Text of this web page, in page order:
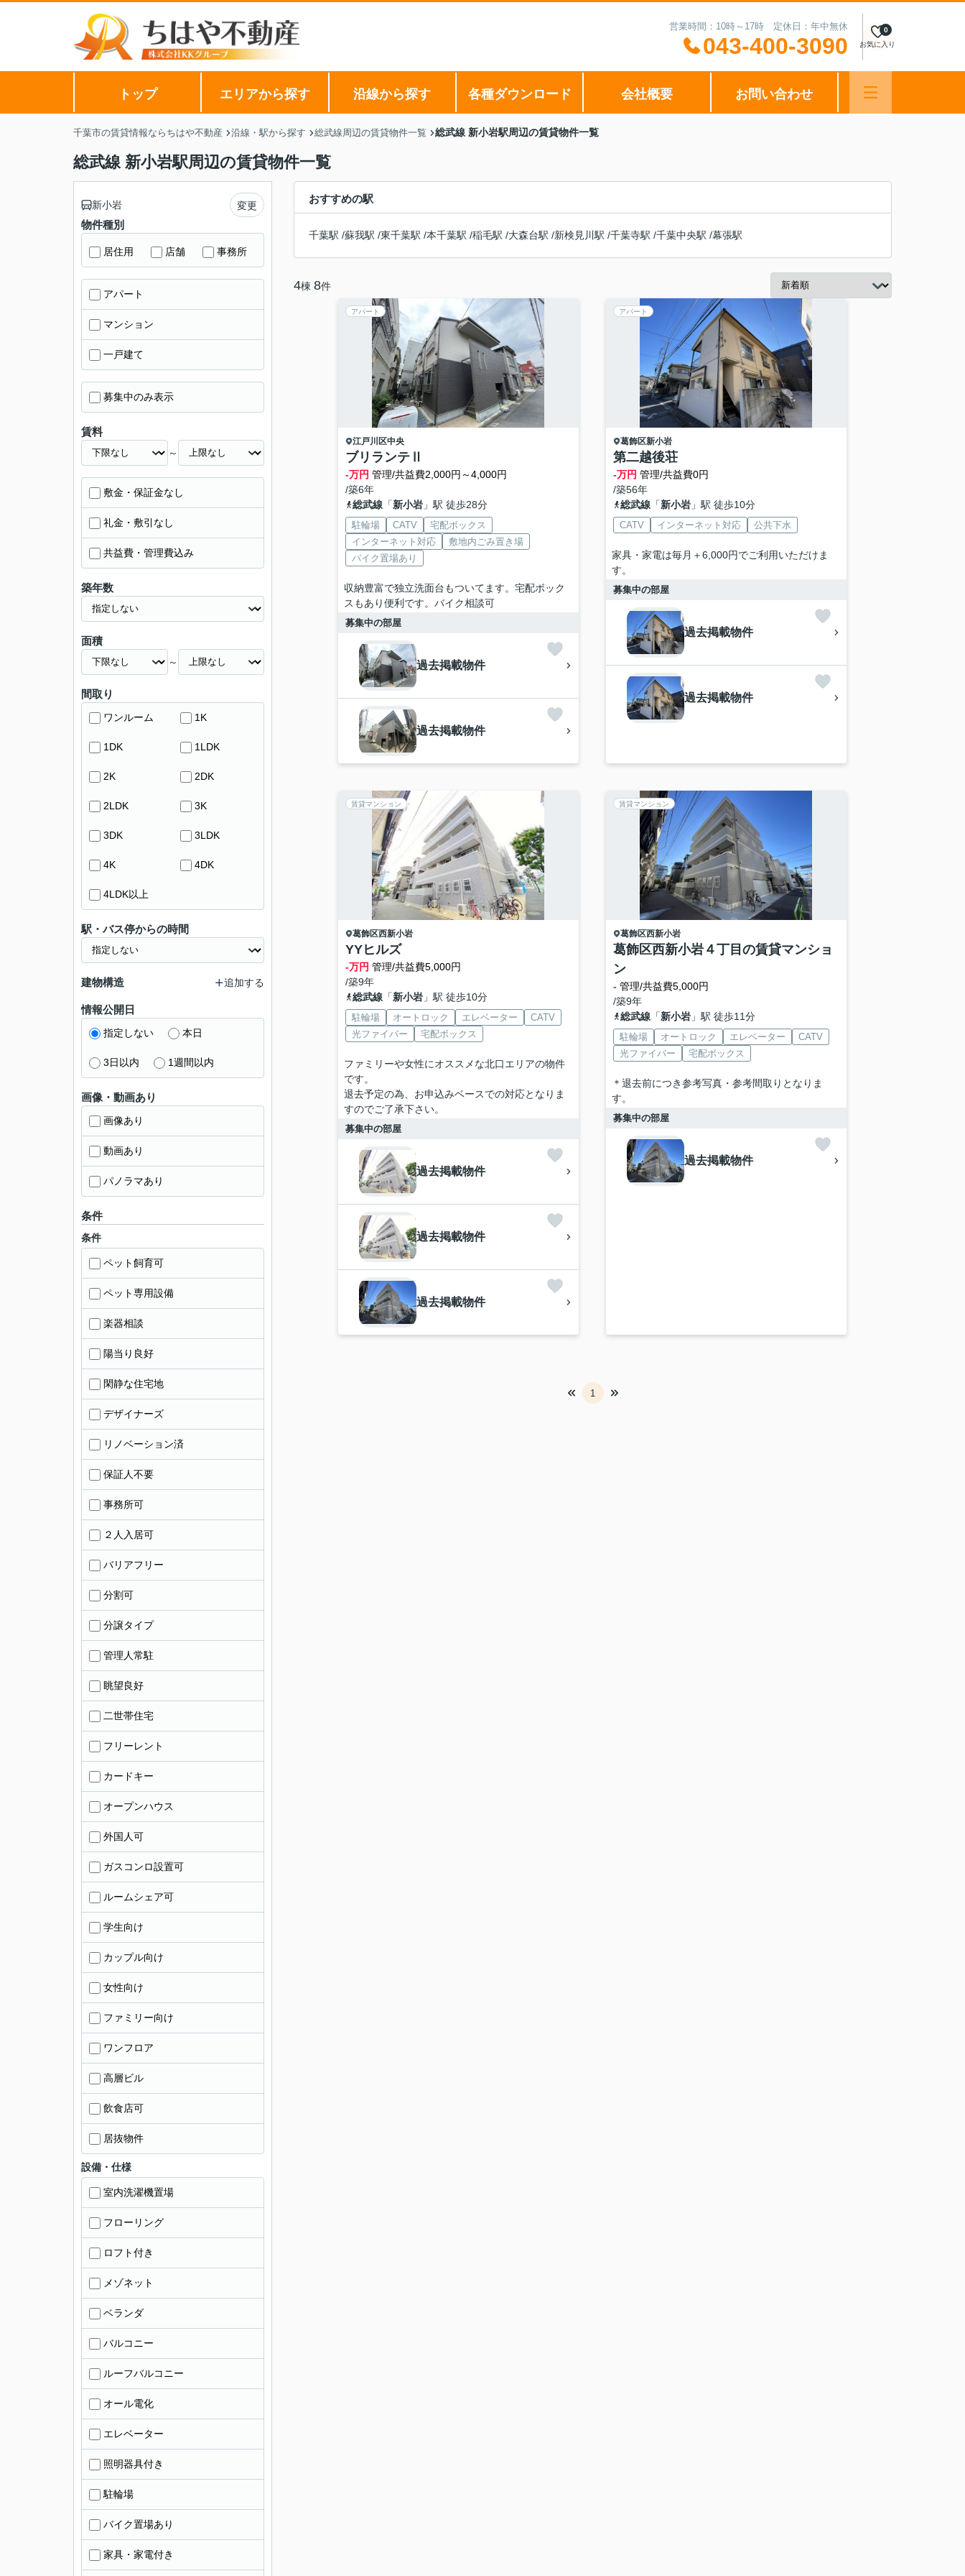
営業時間：10時～17時 定休日：年中無休
043-400-3090 お気に入り
0
トップ エリアから探す 沿線から探す 各種ダウンロード 会社概要 お問い合わせ
千葉市の賃貸情報ならちはや不動産 沿線・駅から探す 総武線周辺の賃貸物件一覧 総武線 新小岩駅周辺の賃貸物件一覧
総武線 新小岩駅周辺の賃貸物件一覧
おすすめの駅
千葉駅 /蘇我駅 /東千葉駅 /本千葉駅 /稲毛駅 /大森台駅 /新検見川駅 /千葉寺駅 /千葉中央駅 /幕張駅
4棟 8件
アパート
江戸川区中央
ブリランテⅡ
-万円 管理/共益費2,000円～4,000円
/築6年
総武線「新小岩」駅 徒歩28分
駐輪場 CATV
宅配ボックス
インターネット対応
敷地内ごみ置き場
バイク置場あり
収納豊富で独立洗面台もついてます。宅配ボック
スもあり便利です。バイク相談可
募集中の部屋
過去掲載物件
過去掲載物件
アパート
葛飾区新小岩
第二越後荘
-万円 管理/共益費0円
/築56年
総武線「新小岩」駅 徒歩10分
CATV インターネット対応 公共下水
家具・家電は毎月＋6,000円でご利用いただけま
す。
募集中の部屋
過去掲載物件
過去掲載物件
賃貸マンション
葛飾区西新小岩
YYヒルズ
-万円 管理/共益費5,000円
/築9年
総武線「新小岩」駅 徒歩10分
駐輪場 オートロック エレベーター
CATV
光ファイバー
宅配ボックス
ファミリーや女性にオススメな北口エリアの物件
です。
退去予定の為、お申込みベースでの対応となりま
すのでご了承下さい。
募集中の部屋
過去掲載物件
過去掲載物件
過去掲載物件
賃貸マンション
葛飾区西新小岩
葛飾区西新小岩４丁目の賃貸マンショ
ン
- 管理/共益費5,000円
/築9年
総武線「新小岩」駅 徒歩11分
駐輪場 オートロック エレベーター
CATV
光ファイバー
宅配ボックス
＊退去前につき参考写真・参考間取りとなりま
す。
募集中の部屋
過去掲載物件
1
新小岩 変更
物件種別
居住用 店舗 事務所
アパート
マンション
一戸建て
募集中のみ表示
賃料
～
敷金・保証金なし
礼金・敷引なし
共益費・管理費込み
築年数
面積
～
間取り
ワンルーム 1K
1DK 1LDK
2K 2DK
2LDK 3K
3DK 3LDK
4K 4DK
4LDK以上
駅・バス停からの時間
建物構造 追加する
情報公開日
指定しない 本日
3日以内 1週間以内
画像・動画あり
画像あり
動画あり
パノラマあり
条件
条件
ペット飼育可
ペット専用設備
楽器相談
陽当り良好
閑静な住宅地
デザイナーズ
リノベーション済
保証人不要
事務所可
２人入居可
バリアフリー
分割可
分譲タイプ
管理人常駐
眺望良好
二世帯住宅
フリーレント
カードキー
オープンハウス
外国人可
ガスコンロ設置可
ルームシェア可
学生向け
カップル向け
女性向け
ファミリー向け
ワンフロア
高層ビル
飲食店可
居抜物件
設備・仕様
室内洗濯機置場
フローリング
ロフト付き
メゾネット
ベランダ
バルコニー
ルーフバルコニー
オール電化
エレベーター
照明器具付き
駐輪場
バイク置場あり
家具・家電付き